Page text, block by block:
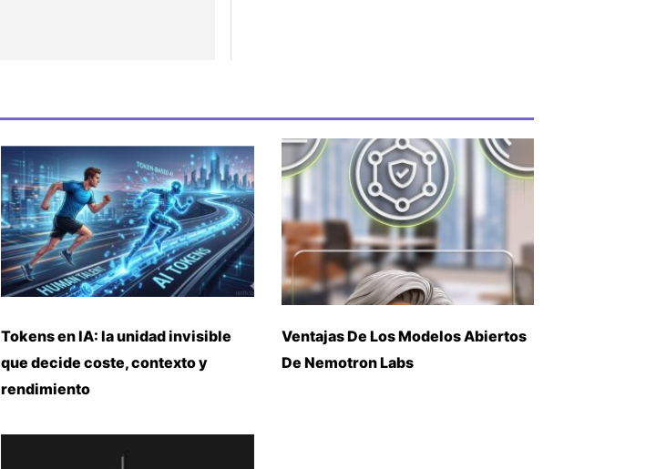
Tokens en IA: la unidad invisible
que decide coste, contexto y
rendimiento
Ventajas De Los Modelos Abiertos
De Nemotron Labs